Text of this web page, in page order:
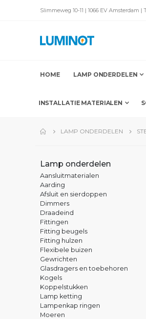
Slimmeweg 10-11 | 1066 EV Amsterdam |
HOME LAMP ONDERDELEN
INSTALLATIE MATERIALEN
LAMP ONDERDELEN
Lamp onderdelen
Aansluitmaterialen
Aarding
Afsluit en sierdoppen
Dimmers
Draadeind
Fittingen
Fitting beugels
Fitting hulzen
Flexibele buizen
Gewrichten
Glasdragers en toebehoren
Kogels
Koppelstukken
Lamp ketting
Lampenkap ringen
Moeren